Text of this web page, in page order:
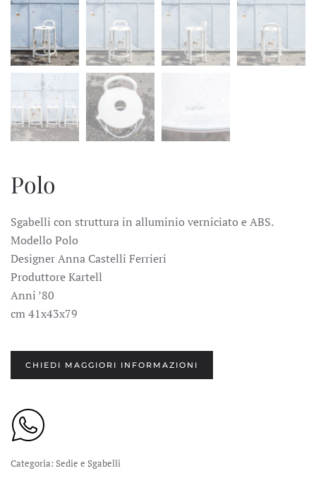
Polo
Sgabelli con struttura in alluminio verniciato e ABS.
Modello Polo
Designer Anna Castelli Ferrieri
Produttore Kartell
Anni ’80
cm 41x43x79
CHIEDI MAGGIORI INFORMAZIONI
Categoria: Sedie e Sgabelli